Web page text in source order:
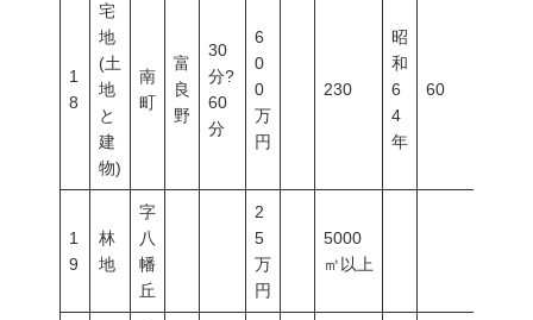
1
8
宅
地
(土
地
と
建
物)
南
町
富
良
野
30
分?
60
分
6
0
0
万
円
230
昭
和
6
4
年
60
1
9
林
地
字
八
幡
丘
2
5
万
円
5000
㎡以上